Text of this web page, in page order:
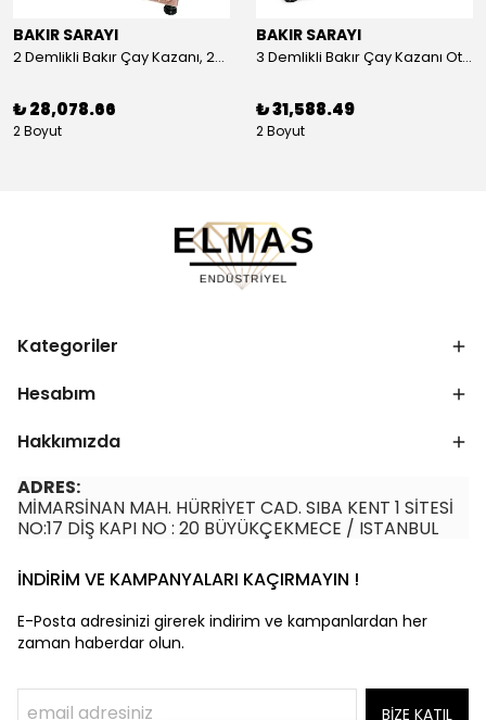
BAKIR SARAYI
2 Demlikli Bakır Çay Kazanı, 25 Litre
₺ 28,078.66
2 Boyut
BAKIR SARAYI
3 Demlikli Bakır Çay Kazanı Otomatik, 30 Litre
₺ 31,588.49
2 Boyut
Kategoriler
Hesabım
Hakkımızda
ADRES:
MİMARSİNAN MAH. HÜRRİYET CAD. SIBA KENT 1 SİTESİ
NO:17 DİŞ KAPI NO : 20 BÜYÜKÇEKMECE / ISTANBUL
İNDİRİM VE KAMPANYALARI KAÇIRMAYIN !
E-Posta adresinizi girerek indirim ve kampanlardan her
zaman haberdar olun.
BİZE KATIL